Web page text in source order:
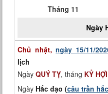
Tháng 11
Ngày
Chủ nhật,ngày 15/11/
lịch
Ngày QUÝ TỴ, tháng KỶ HỢI
Ngày Hắc đạo (câu trần